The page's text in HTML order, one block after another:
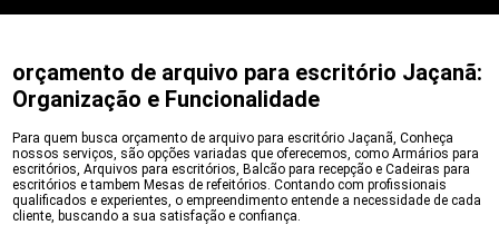
orçamento de arquivo para escritório Jaçanã:
Organização e Funcionalidade
Para quem busca orçamento de arquivo para escritório Jaçanã, Conheça
nossos serviços, são opções variadas que oferecemos, como Armários para
escritórios, Arquivos para escritórios, Balcão para recepção e Cadeiras para
escritórios e tambem Mesas de refeitórios. Contando com profissionais
qualificados e experientes, o empreendimento entende a necessidade de cada
cliente, buscando a sua satisfação e confiança.